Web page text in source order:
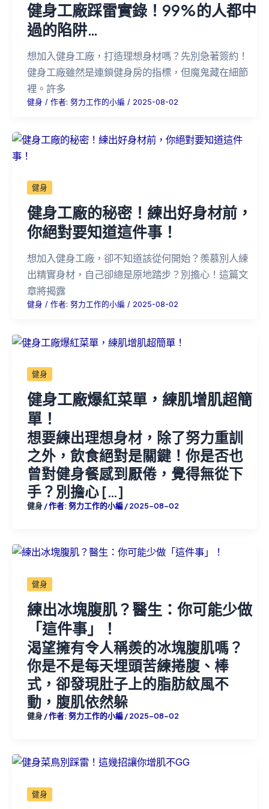
健身工廠踩雷實錄！99%的人都中
過的陷阱…
想加入健身工廠，打造理想身材嗎？先別急著簽約！
健身工廠雖然是連鎖健身房的指標，但魔鬼藏在細節
裡。許多
健身 / 作者: 努力工作的小編 / 2025-08-02
健身
健身工廠的秘密！練出好身材前，
你絕對要知道這件事！
想加入健身工廠，卻不知道該從何開始？羨慕別人練
出精實身材，自己卻總是原地踏步？別擔心！這篇文
章將揭露
健身 / 作者: 努力工作的小編 / 2025-08-02
健身
健身工廠爆紅菜單，練肌增肌超簡
單！
想要練出理想身材，除了努力重訓
之外，飲食絕對是關鍵！你是否也
曾對健身餐感到厭倦，覺得無從下
手？別擔心 […]
健身/ 作者:努力工作的小編/2025-08-02
健身
練出冰塊腹肌？醫生：你可能少做
「這件事」！
渴望擁有令人稱羨的冰塊腹肌嗎？
你是不是每天埋頭苦練捲腹、棒
式，卻發現肚子上的脂肪紋風不
動，腹肌依然躲
健身/ 作者:努力工作的小編/2025-08-02
健身